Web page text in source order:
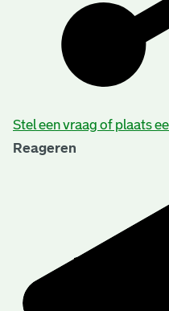
Stel een vraag of plaats
Reageren